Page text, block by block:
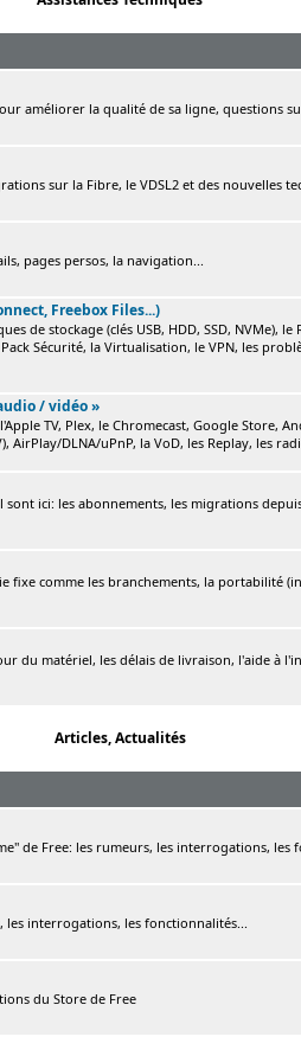
améliorer la qualité de sa ligne, questions
sur la Fibre, le VDSL2 et des nouvelles
pages persos, la navigation...
Freebox Files...)
de stockage (clés USB, HDD, SSD, NVMe),
Sécurité, la Virtualisation, le VPN, les
/ vidéo »
TV, Plex, le Chromecast, Google Store,
DLNA/uPnP, la VoD, les Replay, les
sont ici: les abonnements, les migrations
fixe comme les branchements, la portabilité
du matériel, les délais de livraison, l'aide à
Articles, Actualités
de Free: les rumeurs, les interrogations, les
les interrogations, les fonctionnalités...
du Store de Free